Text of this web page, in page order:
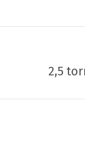
2,5